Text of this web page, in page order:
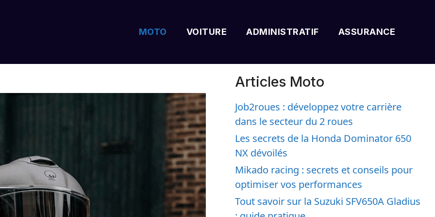
MOTO VOITURE ADMINISTRATIF ASSURANCE
Articles Moto
Job2roues : développez votre carrière
dans le secteur du 2 roues
Les secrets de la Honda Dominator 650
NX dévoilés
Mikado racing : secrets et conseils pour
optimiser vos performances
Tout savoir sur la Suzuki SFV650A Gladius